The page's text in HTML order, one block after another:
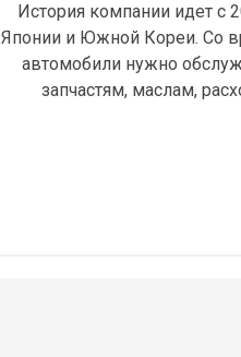
История компании идет с
Японии и Южной Кореи. Со
автомобили нужно
запчастям, маслам,